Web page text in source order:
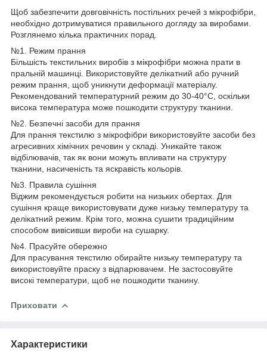
Щоб забезпечити довговічність постільних речей з мікрофібри,
необхідно дотримуватися правильного догляду за виробами.
Розглянемо кілька практичних порад.
№1. Режим прання
Більшість текстильних виробів з мікрофібри можна прати в
пральній машинці. Використовуйте делікатний або ручний
режим прання, щоб уникнути деформації матеріалу.
Рекомендований температурний режим до 30-40°C, оскільки
висока температура може пошкодити структуру тканини.
№2. Безпечні засоби для прання
Для прання текстилю з мікрофібри використовуйте засоби без
агресивних хімічних речовин у складі. Уникайте також
відбілювачів, так як вони можуть впливати на структуру
тканини, насиченість та яскравість кольорів.
№3. Правила сушіння
Віджим рекомендується робити на низьких обертах. Для
сушіння краще використовувати дуже низьку температуру та
делікатний режим. Крім того, можна сушити традиційним
способом вивісивши вироби на сушарку.
№4. Прасуйте обережно
Для прасування текстилю обирайте низьку температуру та
використовуйте праску з відпарювачем. Не застосовуйте
високі температури, щоб не пошкодити тканину.
Приховати
Характеристики